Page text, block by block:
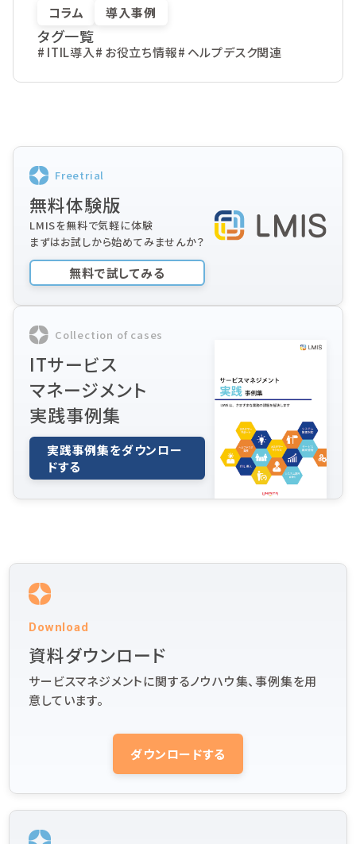
コラム 導入事例
タグ一覧
ITIL導入 お役立ち情報 ヘルプデスク関連
Freetrial
無料体験版
LMISを無料で気軽に体験
まずはお試しから始めてみませんか？
無料で試してみる
Collection of cases
ITサービス
マネージメント
実践事例集
実践事例集をダウンロー
ドする
Download
資料ダウンロード
サービスマネジメントに関するノウハウ集、事例集を用
意しています。
ダウンロードする